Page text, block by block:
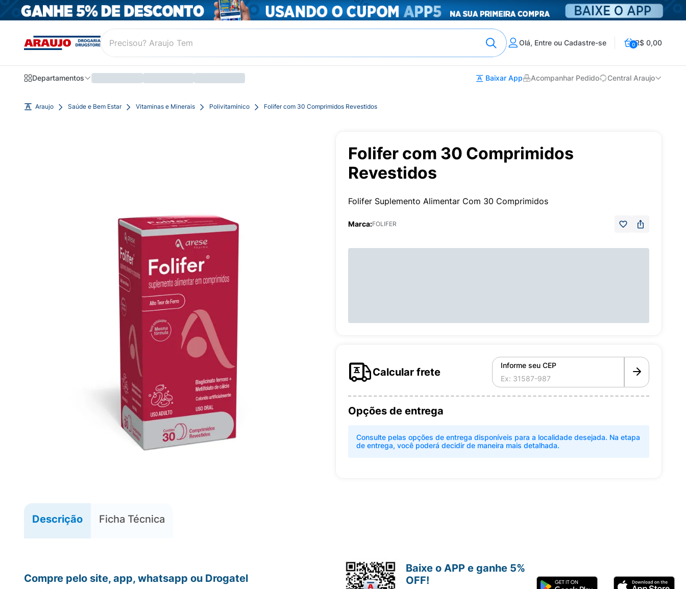
Olá, Entre ou Cadastre-se 0R$ 0,00
Departamentos Baixar App Acompanhar Pedido Central Araujo
Araujo Saúde e Bem Estar Vitaminas e Minerais Polivitamínico Folifer com 30 Comprimidos Revestidos
Folifer com 30 Comprimidos
Revestidos
Folifer Suplemento Alimentar Com 30 Comprimidos
Marca:FOLIFER
Calcular frete
Informe seu CEP
Opções de entrega
Consulte pelas opções de entrega disponíveis para a localidade desejada. Na etapa
de entrega, você poderá decidir de maneira mais detalhada.
Descrição Ficha Técnica
Compre pelo site, app, whatsapp ou Drogatel
Baixe o APP e ganhe 5%
OFF!